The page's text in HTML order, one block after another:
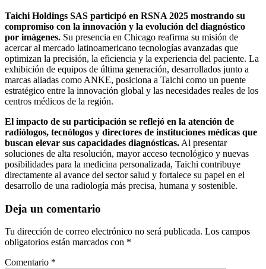
Taichi Holdings SAS participó en RSNA 2025 mostrando su
compromiso con la innovación y la evolución del diagnóstico
por imágenes. Su presencia en Chicago reafirma su misión de
acercar al mercado latinoamericano tecnologías avanzadas que
optimizan la precisión, la eficiencia y la experiencia del paciente. La
exhibición de equipos de última generación, desarrollados junto a
marcas aliadas como ANKE, posiciona a Taichi como un puente
estratégico entre la innovación global y las necesidades reales de los
centros médicos de la región.
El impacto de su participación se reflejó en la atención de
radiólogos, tecnólogos y directores de instituciones médicas que
buscan elevar sus capacidades diagnósticas. Al presentar
soluciones de alta resolución, mayor acceso tecnológico y nuevas
posibilidades para la medicina personalizada, Taichi contribuye
directamente al avance del sector salud y fortalece su papel en el
desarrollo de una radiología más precisa, humana y sostenible.
Deja un comentario
Tu dirección de correo electrónico no será publicada. Los campos
obligatorios están marcados con *
Comentario *